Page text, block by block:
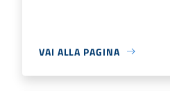
VAI ALLA PAGINA